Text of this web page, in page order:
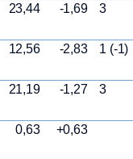
23,44 -1,69 3
12,56 -2,83 1 (-1)
21,19 -1,27 3
0,63 +0,63